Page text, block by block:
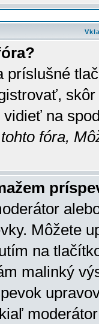
príslušné
na
fóra,
Môžete
na
malinký